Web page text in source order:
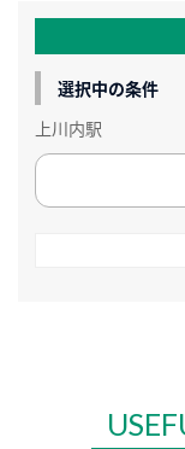
選択中の条件
上川内駅